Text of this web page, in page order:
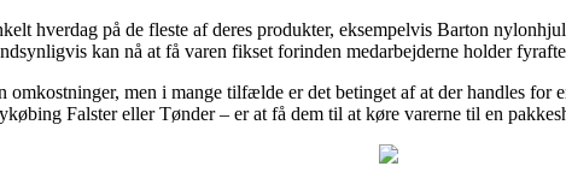
hverdag på de fleste af deres produkter, eksempelvis Barton
kan nå at få varen fikset forinden medarbejderne holder
omkostninger, men i mange tilfælde er det betinget af at der handles
Falster eller Tønder – er at få dem til at køre varerne til en